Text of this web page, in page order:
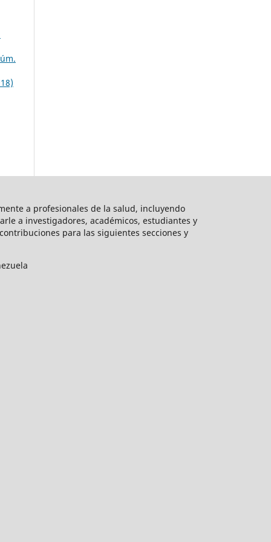
a profesionales de la salud, incluyendo
a investigadores, académicos, estudiantes y
para las siguientes secciones y